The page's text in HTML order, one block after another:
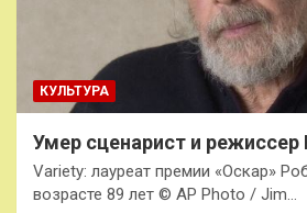
КУЛЬТУРА
Умер сценарист и режиссер
Variety: лауреат премии «Оскар»
возрасте 89 лет © AP Photo / Jim…